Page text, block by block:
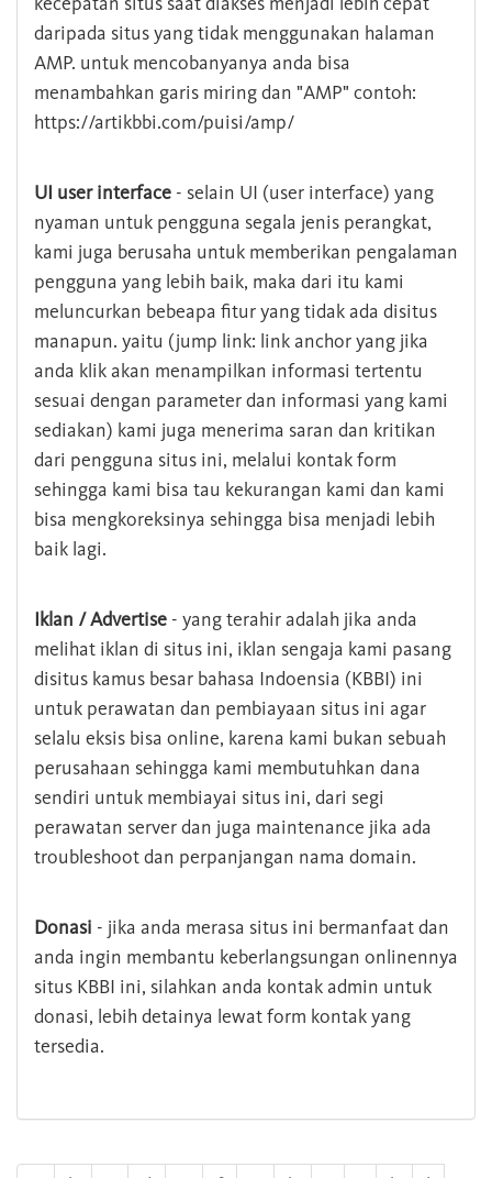
daripada situs yang tidak menggunakan halaman
AMP. untuk mencobanyanya anda bisa
menambahkan garis miring dan "AMP" contoh:
https://artikbbi.com/puisi/amp/
UI user interface - selain UI (user interface) yang
nyaman untuk pengguna segala jenis perangkat,
kami juga berusaha untuk memberikan pengalaman
pengguna yang lebih baik, maka dari itu kami
meluncurkan bebeapa fitur yang tidak ada disitus
manapun. yaitu (jump link: link anchor yang jika
anda klik akan menampilkan informasi tertentu
sesuai dengan parameter dan informasi yang kami
sediakan) kami juga menerima saran dan kritikan
dari pengguna situs ini, melalui kontak form
sehingga kami bisa tau kekurangan kami dan kami
bisa mengkoreksinya sehingga bisa menjadi lebih
baik lagi.
Iklan / Advertise - yang terahir adalah jika anda
melihat iklan di situs ini, iklan sengaja kami pasang
disitus kamus besar bahasa Indoensia (KBBI) ini
untuk perawatan dan pembiayaan situs ini agar
selalu eksis bisa online, karena kami bukan sebuah
perusahaan sehingga kami membutuhkan dana
sendiri untuk membiayai situs ini, dari segi
perawatan server dan juga maintenance jika ada
troubleshoot dan perpanjangan nama domain.
Donasi - jika anda merasa situs ini bermanfaat dan
anda ingin membantu keberlangsungan onlinennya
situs KBBI ini, silahkan anda kontak admin untuk
donasi, lebih detainya lewat form kontak yang
tersedia.